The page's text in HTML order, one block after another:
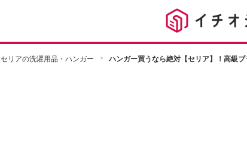
セリアの洗濯用品・ハンガー ハンガー買うなら絶対【セリア】！高級